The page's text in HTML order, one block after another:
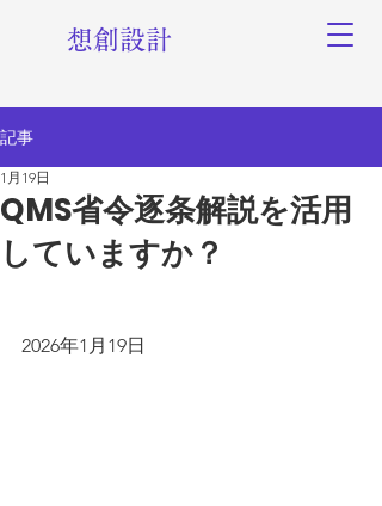
想創設計
記事
QMS省令逐条解説を活用
していますか？
1月19日
2026年1月19日